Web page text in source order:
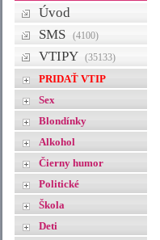
Úvod
SMS
(4100)
VTIPY (35133)
PRIDAŤ VTIP
Sex
Blondínky
Alkohol
Čierny humor
Politické
Škola
Deti